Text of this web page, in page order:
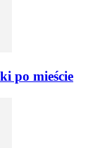
po mieście